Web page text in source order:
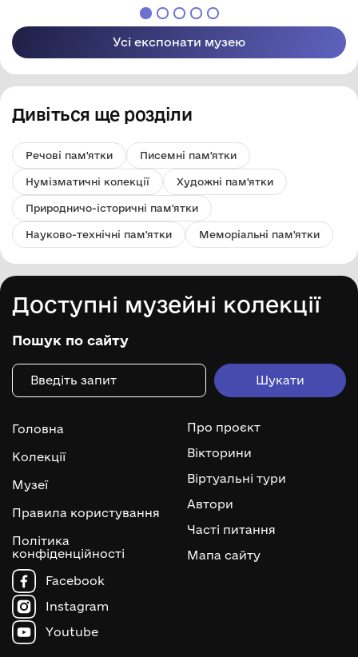
Усі експонати музею
Дивіться ще розділи
Речові пам'ятки Писемні пам'ятки
Нумізматичні колекції Художні пам'ятки
Природничо-історичні пам'ятки
Науково-технічні пам'ятки Меморіальні пам'ятки
Доступні музейні колекції
Пошук по сайту
Головна
Колекції
Музеї
Правила користування
Політика
конфіденційності
Про проєкт
Вікторини
Віртуальні тури
Автори
Часті питання
Мапа сайту
Facebook
Instagram
Youtube